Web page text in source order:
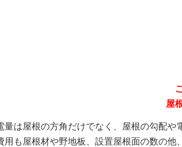
屋
量は屋根の方角だけでなく、屋根の勾配や
用も屋根材や野地板、設置屋根面の数の他